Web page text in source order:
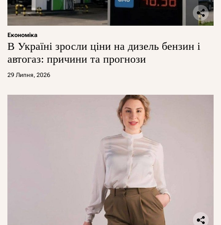
Економіка
В Україні зросли ціни на дизель бензин і
автогаз: причини та прогнози
29 Липня, 2026